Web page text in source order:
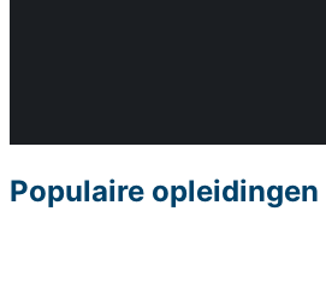
Populaire opleidingen